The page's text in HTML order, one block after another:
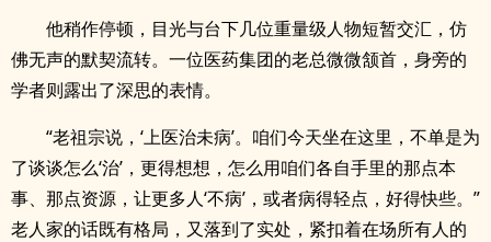
他稍作停顿，目光与台下几位重量级人物短暂交汇，仿
佛无声的默契流转。一位医药集团的老总微微颔首，身旁的
学者则露出了深思的表情。
“老祖宗说，‘上医治未病’。咱们今天坐在这里，不单是为
了谈谈怎么‘治’，更得想想，怎么用咱们各自手里的那点本
事、那点资源，让更多人‘不病’，或者病得轻点，好得快些。”
老人家的话既有格局，又落到了实处，紧扣着在场所有人的